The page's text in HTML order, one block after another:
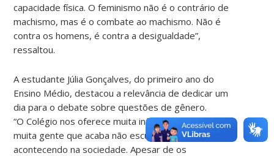
capacidade física. O feminismo não é o contrário de
machismo, mas é o combate ao machismo. Não é
contra os homens, é contra a desigualdade”,
ressaltou.
A estudante Júlia Gonçalves, do primeiro ano do
Ensino Médio, destacou a relevância de dedicar um
dia para o debate sobre questões de gênero.
“O Colégio nos oferece muita informação, mas tem
muita gente que acaba não escutando o que está
acontecendo na sociedade. Apesar de os